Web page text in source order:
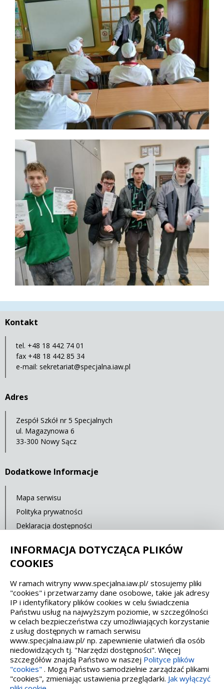
Kontakt
tel. +48 18 442 74 01
fax +48 18 442 85 34
e-mail: sekretariat@specjalna.iaw.pl
Adres
Zespół Szkół nr 5 Specjalnych
ul. Magazynowa 6
33-300 Nowy Sącz
Dodatkowe Informacje
Mapa serwisu
Polityka prywatności
Deklaracja dostępności
Cyberbezpieczeństwo
Spełniamy standardy dostępności oraz W3C
WCAG 2.1 SECTION 508 EAA/EN 301549
IS 5568
INFORMACJA DOTYCZĄCA PLIKÓW
COOKIES
W ramach witryny www.specjalna.iaw.pl/ stosujemy pliki
"cookies" i przetwarzamy dane osobowe, takie jak adresy
IP i identyfikatory plików cookies w celu świadczenia
Państwu usług na najwyższym poziomie, w szczególności
w celach bezpieczeństwa czy umożliwiających korzystanie
z usług dostępnych w ramach serwisu
www.specjalna.iaw.pl/ np. zapewnienie ułatwień dla osób
niedowidzących tj. "Narzędzi dostępności". Więcej
szczegółów znajdą Państwo w naszej Polityce plików
"cookies" . Mogą Państwo samodzielnie zarządzać plikami
"cookies", zmieniając ustawienia przeglądarki. Jak wyłączyć